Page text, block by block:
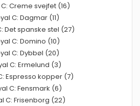
Creme svejfet (16)
C: Dagmar (11)
Det spanske stel (27)
C: Domino (10)
C: Dybbøl (20)
C: Ermelund (3)
Espresso kopper (7)
C: Fensmark (6)
C: Frisenborg (22)